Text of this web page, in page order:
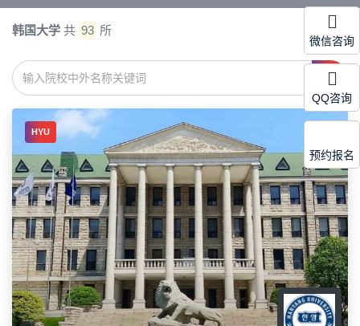
韩国大学 共 93 所
HYU
微信咨询
QQ咨询
预约报名